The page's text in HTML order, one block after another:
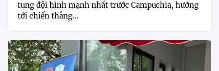
tung đội hình mạnh nhất trước Campuchia, hướng
tới chiến thắng...